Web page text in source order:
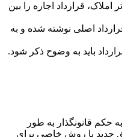
قرارداد اجاره را بین
اصلی نوشته شده و به
باید به وضوح ذکر شود.
حکم قانونگذار به طور
جدید یا روش خاصی برای